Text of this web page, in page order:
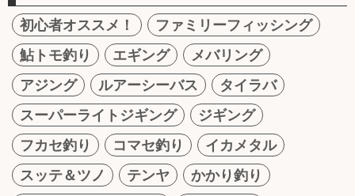
初心者オススメ！
ファミリーフィッシング
鮎トモ釣り
エギング
メバリング
アジング
ルアーシーバス
タイラバ
スーパーライトジギング
ジギング
フカセ釣り
コマセ釣り
イカメタル
スッテ＆ツノ
テンヤ
かかり釣り